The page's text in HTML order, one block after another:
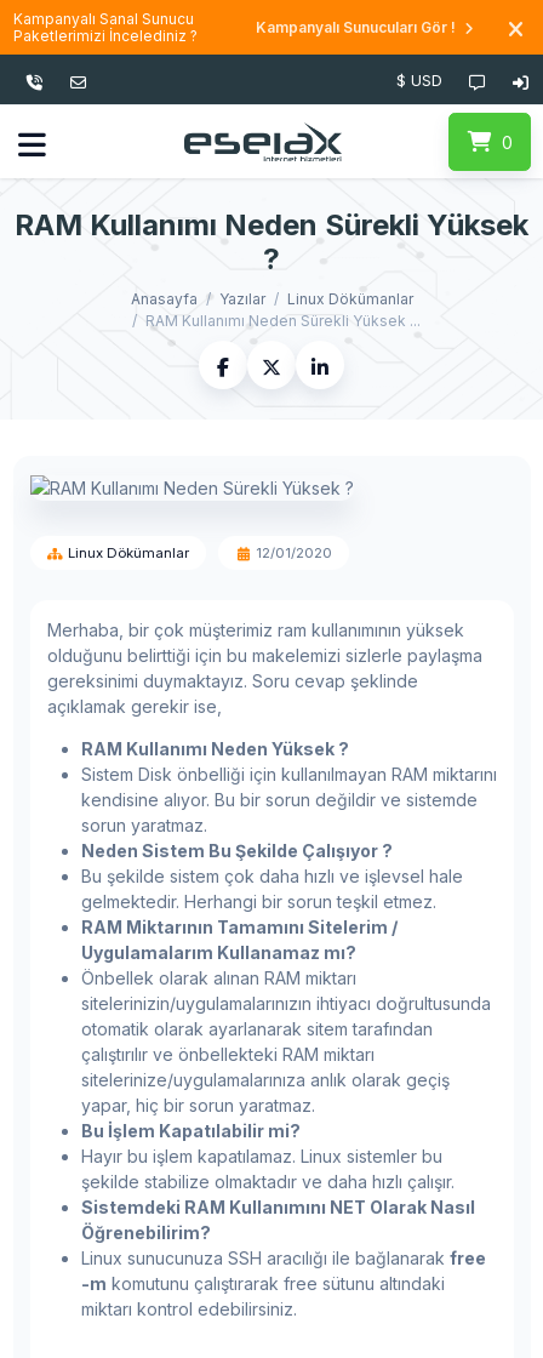
Kampanyalı Sanal Sunucu
Paketlerimizi İncelediniz ?
Kampanyalı Sunucuları Gör !
$ USD
0
RAM Kullanımı Neden Sürekli Yüksek
?
Anasayfa Yazılar
Linux Dökümanlar
RAM Kullanımı Neden Sürekli Yüksek ...
Linux Dökümanlar 12/01/2020
Merhaba, bir çok müşterimiz ram kullanımının yüksek
olduğunu belirttiği için bu makelemizi sizlerle paylaşma
gereksinimi duymaktayız. Soru cevap şeklinde
açıklamak gerekir ise,
RAM Kullanımı Neden Yüksek ?
Sistem Disk önbelliği için kullanılmayan RAM miktarını
kendisine alıyor. Bu bir sorun değildir ve sistemde
sorun yaratmaz.
Neden Sistem Bu Şekilde Çalışıyor ?
Bu şekilde sistem çok daha hızlı ve işlevsel hale
gelmektedir. Herhangi bir sorun teşkil etmez.
RAM Miktarının Tamamını Sitelerim /
Uygulamalarım Kullanamaz mı?
Önbellek olarak alınan RAM miktarı
sitelerinizin/uygulamalarınızın ihtiyacı doğrultusunda
otomatik olarak ayarlanarak sitem tarafından
çalıştırılır ve önbellekteki RAM miktarı
sitelerinize/uygulamalarınıza anlık olarak geçiş
yapar, hiç bir sorun yaratmaz.
Bu İşlem Kapatılabilir mi?
Hayır bu işlem kapatılamaz. Linux sistemler bu
şekilde stabilize olmaktadır ve daha hızlı çalışır.
Sistemdeki RAM Kullanımını NET Olarak Nasıl
Öğrenebilirim?
Linux sunucunuza SSH aracılığı ile bağlanarak free
-m komutunu çalıştırarak free sütunu altındaki
miktarı kontrol edebilirsiniz.